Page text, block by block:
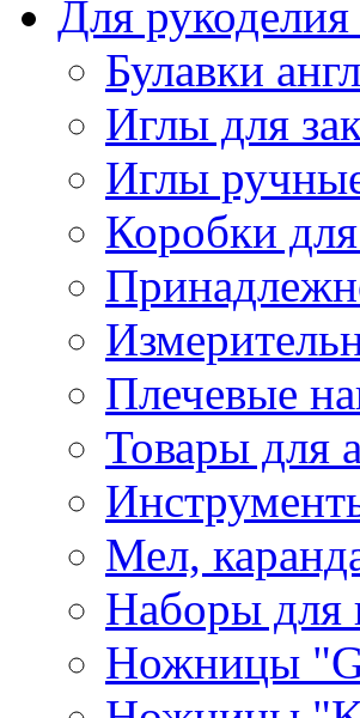
Для
Булавки
Иглы для
Иглы
Коробки
Плечевые
Товары для
Мел,
Наборы для
Ножницы